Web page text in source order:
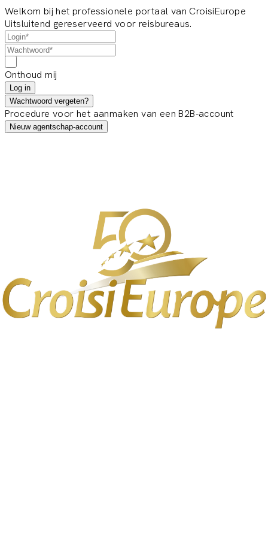
Welkom bij het professionele portaal van CroisiEurope
Uitsluitend gereserveerd voor reisbureaus.
Onthoud mij
Log in
Wachtwoord vergeten?
Procedure voor het aanmaken van een B2B-account
Nieuw agentschap-account